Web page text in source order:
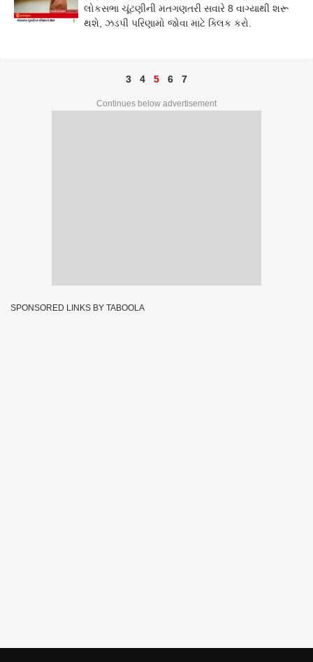
લોકસભા ચૂંટણીની મતગણતરી સવારે 8 વાગ્યાથી શરૂ
થશે, ઝડપી પરિણામો જોવા માટે ક્લિક કરો.
3 4 5 6 7
Continues below advertisement
SPONSORED LINKS BY TABOOLA